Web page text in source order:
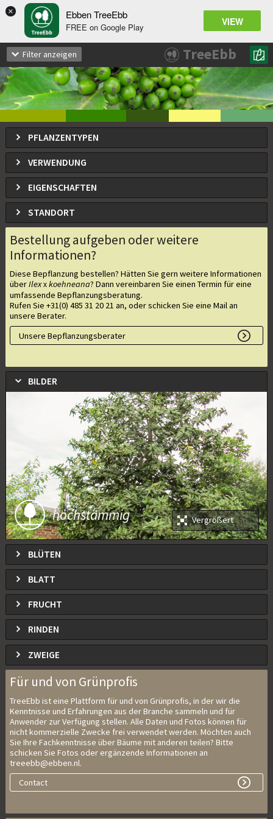
× Ebben TreeEbb
FREE on Google Play VIEW
Ilexxkoehneana
PFLANZENTYPEN
VERWENDUNG
EIGENSCHAFTEN
STANDORT
Bestellung aufgeben oder weitere
Informationen?
Diese Bepflanzung bestellen? Hätten Sie gern weitere Informationen
überIlexxkoehneana? Dann vereinbaren Sie einen Termin für eine
umfassende Bepflanzungsberatung.
Rufen Sie +31(0) 485 31 20 21 an, oder schicken Sie eine Mail an
unsere Berater.
Unsere Bepflanzungsberater
BILDER
Vergrößert
hochstämmig
BLÜTEN
BLATT
FRUCHT
RINDEN
ZWEIGE
Für und von Grünprofis
TreeEbb ist eine Plattform für und von Grünprofis, in der wir die
Kenntnisse und Erfahrungen aus der Branche sammeln und für
Anwender zur Verfügung stellen. Alle Daten und Fotos können für
nicht kommerzielle Zwecke frei verwendet werden. Möchten auch
Sie Ihre Fachkenntnisse über Bäume mit anderen teilen? Bitte
schicken Sie Fotos oder ergänzende Informationen an
treeebb@ebben.nl.
Contact
Filter anzeigen TreeEbb